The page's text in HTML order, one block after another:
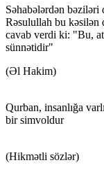
Səhabələrdən
Rəsulullah bu kəsilən
cavab verdi ki: "Bu,
sünnətidir"
(Əl Hakim)
Qurban, insanlığa
bir simvoldur
(Hikmətli sözlər)